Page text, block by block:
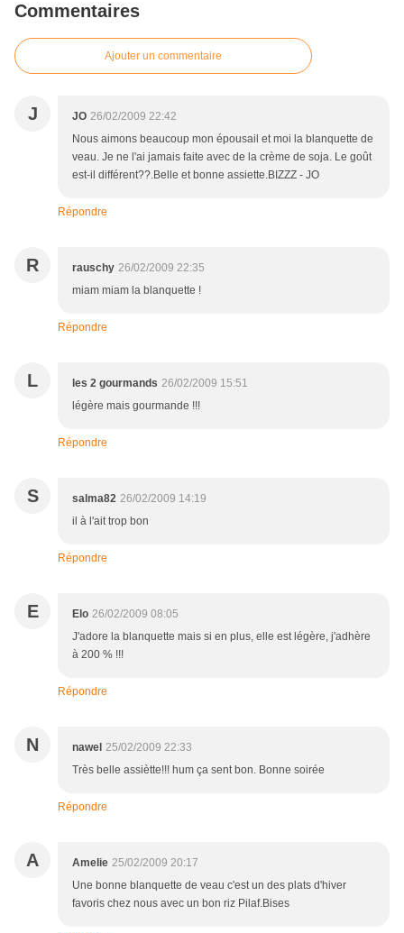
Commentaires
Ajouter un commentaire
J JO 26/02/2009 22:42
Nous aimons beaucoup mon épousail et moi la blanquette de
veau. Je ne l'ai jamais faite avec de la crème de soja. Le goût
est-il différent??.Belle et bonne assiette.BIZZZ - JO
Répondre
R rauschy 26/02/2009 22:35
miam miam la blanquette !
Répondre
L les 2 gourmands 26/02/2009 15:51
légère mais gourmande !!!
Répondre
S salma82 26/02/2009 14:19
il à l'ait trop bon
Répondre
E Elo 26/02/2009 08:05
J'adore la blanquette mais si en plus, elle est légère, j'adhère
à 200 % !!!
Répondre
N nawel 25/02/2009 22:33
Très belle assiètte!!! hum ça sent bon. Bonne soirée
Répondre
A Amelie 25/02/2009 20:17
Une bonne blanquette de veau c'est un des plats d'hiver
favoris chez nous avec un bon riz Pilaf.Bises